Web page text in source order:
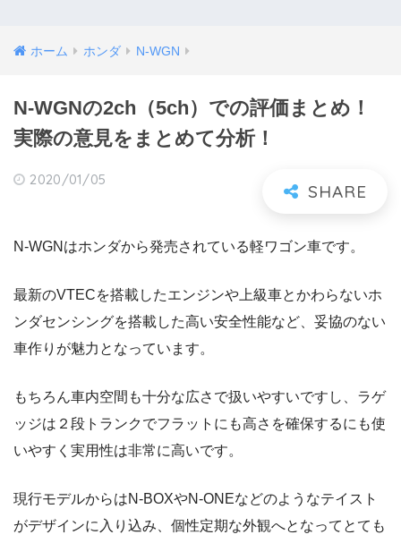
ホーム ホンダ N-WGN
N-WGNの2ch（5ch）での評価まとめ！
実際の意見をまとめて分析！
2020/01/05
N-WGNはホンダから発売されている軽ワゴン車です。
最新のVTECを搭載したエンジンや上級車とかわらないホ
ンダセンシングを搭載した高い安全性能など、妥協のない
車作りが魅力となっています。
もちろん車内空間も十分な広さで扱いやすいですし、ラゲ
ッジは２段トランクでフラットにも高さを確保するにも使
いやすく実用性は非常に高いです。
現行モデルからはN-BOXやN-ONEなどのようなテイスト
がデザインに入り込み、個性定期な外観へとなってとても